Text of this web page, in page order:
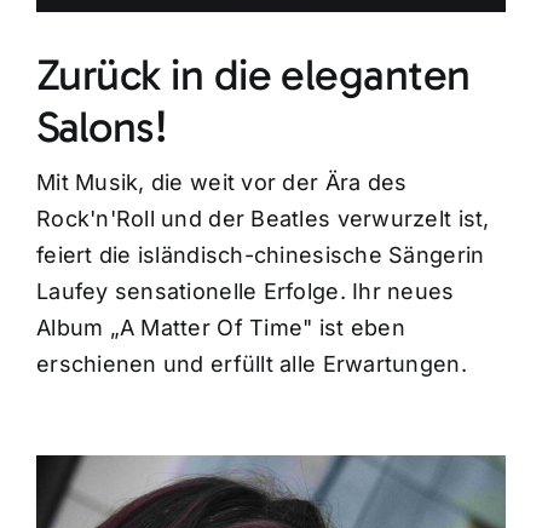
Zurück in die eleganten
Salons!
Mit Musik, die weit vor der Ära des
Rock'n'Roll und der Beatles verwurzelt ist,
feiert die isländisch-chinesische Sängerin
Laufey sensationelle Erfolge. Ihr neues
Album „A Matter Of Time" ist eben
erschienen und erfüllt alle Erwartungen.